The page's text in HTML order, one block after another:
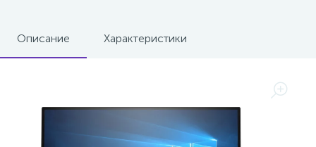
Описание Характеристики